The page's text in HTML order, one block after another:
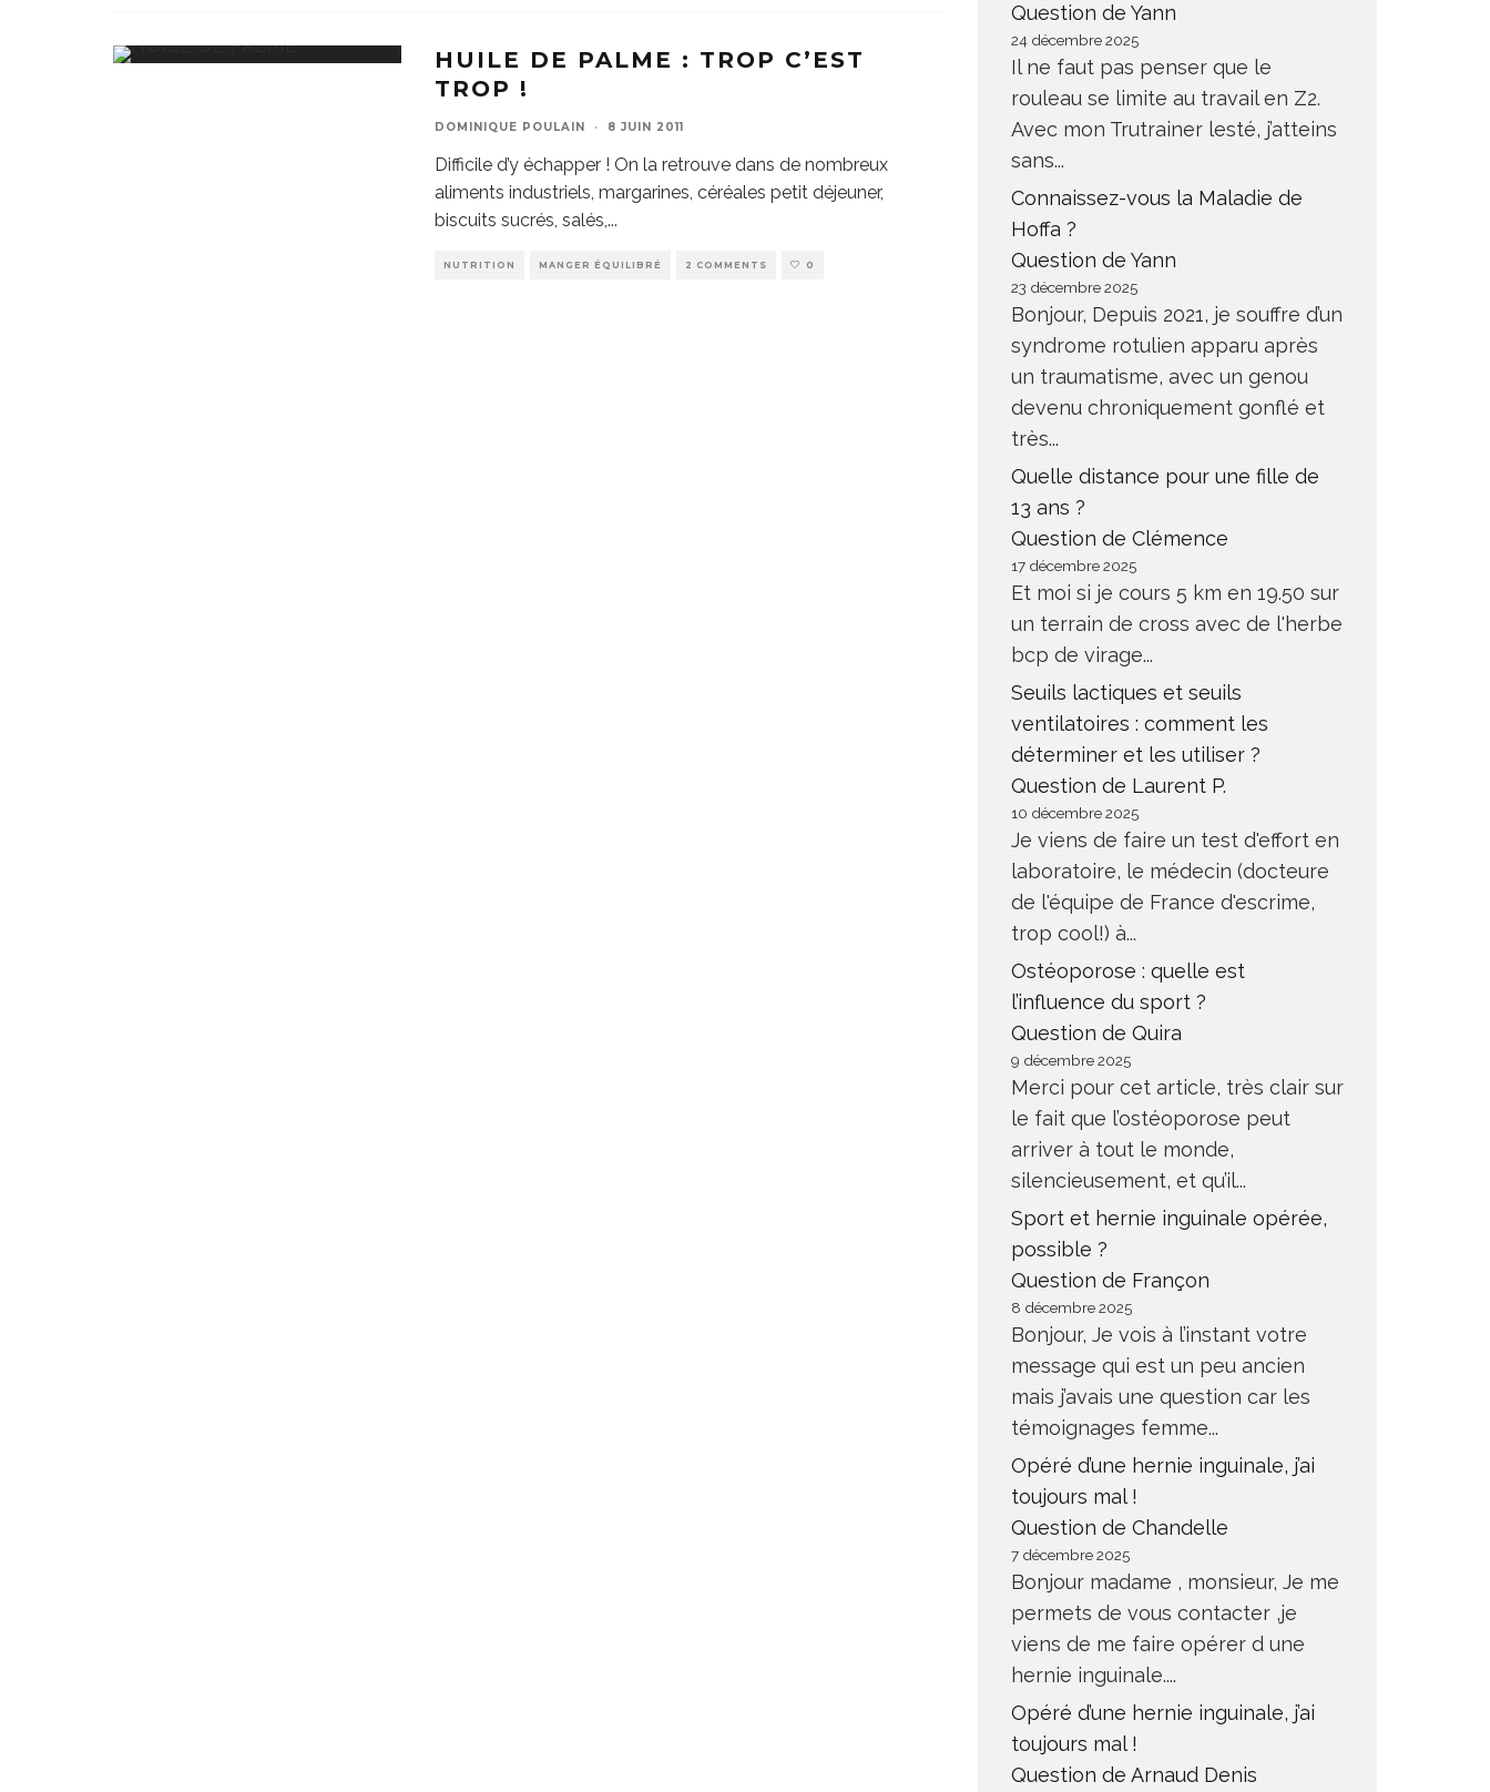
HUILE DE PALME : TROP C’EST
TROP !
DOMINIQUE POULAIN · 8 JUIN 2011
Difficile d’y échapper ! On la retrouve dans de nombreux
aliments industriels, margarines, céréales petit déjeuner,
biscuits sucrés, salés,...
NUTRITION MANGER ÉQUILIBRÉ 2 COMMENTS 0
Question de Yann
24 décembre 2025
Il ne faut pas penser que le
rouleau se limite au travail en Z2.
Avec mon Trutrainer lesté, j’atteins
sans...
Connaissez-vous la Maladie de
Hoffa ?
Question de Yann
23 décembre 2025
Bonjour, Depuis 2021, je souffre d’un
syndrome rotulien apparu après
un traumatisme, avec un genou
devenu chroniquement gonflé et
très...
Quelle distance pour une fille de
13 ans ?
Question de Clémence
17 décembre 2025
Et moi si je cours 5 km en 19.50 sur
un terrain de cross avec de l'herbe
bcp de virage...
Seuils lactiques et seuils
ventilatoires : comment les
déterminer et les utiliser ?
Question de Laurent P.
10 décembre 2025
Je viens de faire un test d'effort en
laboratoire, le médecin (docteure
de l'équipe de France d'escrime,
trop cool!) à...
Ostéoporose : quelle est
l’influence du sport ?
Question de Quira
9 décembre 2025
Merci pour cet article, très clair sur
le fait que l’ostéoporose peut
arriver à tout le monde,
silencieusement, et qu’il...
Sport et hernie inguinale opérée,
possible ?
Question de Françon
8 décembre 2025
Bonjour, Je vois à l’instant votre
message qui est un peu ancien
mais j’avais une question car les
témoignages femme...
Opéré d’une hernie inguinale, j’ai
toujours mal !
Question de Chandelle
7 décembre 2025
Bonjour madame , monsieur, Je me
permets de vous contacter ,je
viens de me faire opérer d une
hernie inguinale....
Opéré d’une hernie inguinale, j’ai
toujours mal !
Question de Arnaud Denis